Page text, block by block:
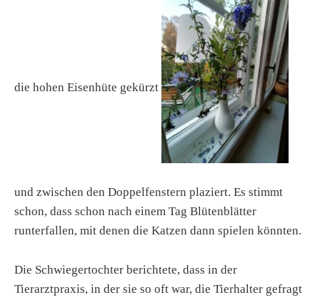
die hohen Eisenhüte gekürzt
und zwischen den Doppelfenstern plaziert. Es stimmt
schon, dass schon nach einem Tag Blütenblätter
runterfallen, mit denen die Katzen dann spielen könnten.
Die Schwiegertochter berichtete, dass in der
Tierarztpraxis, in der sie so oft war, die Tierhalter gefragt